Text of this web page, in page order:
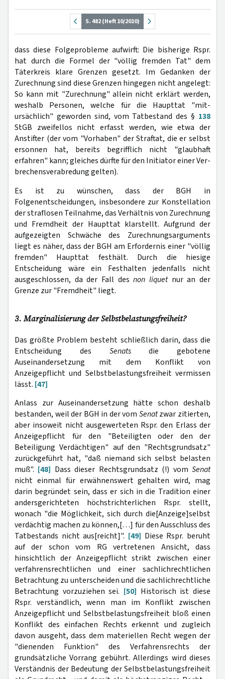
S. 482 (Heft 10/2010)
dass diese Folgeprobleme aufwirft: Die bisherige Rspr.
hat durch die Formel der "völlig fremden Tat" dem
Täterkreis klare Grenzen gesetzt. Im Gedanken der
Zurechnung sind diese Grenzen hingegen nicht angelegt:
So kann mit "Zurechnung" allein nicht erklärt werden,
weshalb Personen, welche für die Haupttat "mit­
ursächlich" geworden sind, vom Tatbestand des § 138
StGB zweifellos nicht erfasst werden, wie etwa der
Anstifter (der vom "Vorhaben" der Straftat, die er selbst
ersonnen hat, bereits begrifflich nicht "glaubhaft
erfahren" kann; gleiches dürfte für den Initiator einer Ver­
brechens­verabredung gelten).
Es ist zu wünschen, dass der BGH in
Folgenentscheidungen, insbesondere zur Konstellation
der straflosen Teilnahme, das Verhältnis von Zurechnung
und Fremdheit der Haupttat klarstellt. Aufgrund der
aufgezeigten Schwäche des Zurechnungsarguments
liegt es näher, dass der BGH am Erfordernis einer "völlig
fremden" Haupttat festhält. Durch die hiesige
Entscheidung wäre ein Festhalten jedenfalls nicht
ausgeschlossen, da der Fall desnon liquetnur an der
Grenze zur "Fremdheit" liegt.
3. Marginalisierung der Selbstbelastungsfreiheit?
Das größte Problem besteht schließlich darin, dass die
Entscheidung des Senatsdie gebotene
Auseinandersetzung mit dem Konflikt von
Anzeigepflicht und Selbstbelastungsfreiheit vermissen
lässt. [47]
Anlass zur Auseinandersetzung hätte schon deshalb
bestanden, weil der BGH in der vom Senatzwar zitierten,
aber insoweit nicht ausgewerteten Rspr. den Erlass der
Anzeigepflicht für den "Beteiligten oder den der
Beteiligung Verdächtigen" auf den "Rechtsgrundsatz"
zurückgeführt hat, "daß niemand sich selbst belasten
muß". [48] Dass dieser Rechtsgrundsatz (!) vomSenat
nicht einmal für erwähnenswert gehalten wird, mag
darin begründet sein, dass er sich in die Tradition einer
andersgerichteten höchstrichterlichen Rspr. stellt,
wonach "die Möglichkeit, sich durch die[Anzeige]selbst
verdächtig machen zu können,[…] für den Ausschluss des
Tatbestands nicht aus[reicht]". [49] Diese Rspr. beruht
auf der schon vom RG vertretenen Ansicht, dass
hinsichtlich der Anzeigepflicht strikt zwischen einer
verfahrensrechtlichen und einer sachlichrechtlichen
Betrachtung zu unterscheiden und die sachlich­rechtliche
Betrachtung vorzuziehen sei. [50] Historisch ist diese
Rspr. verständlich, wenn man im Konflikt zwischen
Anzeigepflicht und Selbstbelastungsfreiheit bloß einen
Konflikt des einfachen Rechts erkennt und zugleich
davon ausgeht, dass dem materiellen Recht wegen der
"dienenden Funktion" des Verfahrensrechts der
grundsätzliche Vorrang gebührt. Allerdings wird dieses
Verständnis der Bedeutung der Selbstbelastungsfreiheit